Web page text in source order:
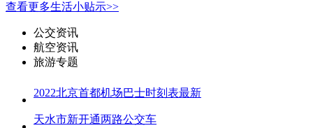
查看更多生活小贴示>>
公交资讯
航空资讯
旅游专题
2022北京首都机场巴士时刻表最新
天水市新开通两路公交车